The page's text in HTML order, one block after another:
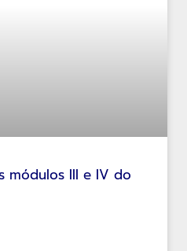
módulos III e IV do